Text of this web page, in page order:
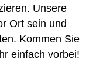
Unsere
Ort sein und
Kommen Sie
einfach vorbei!